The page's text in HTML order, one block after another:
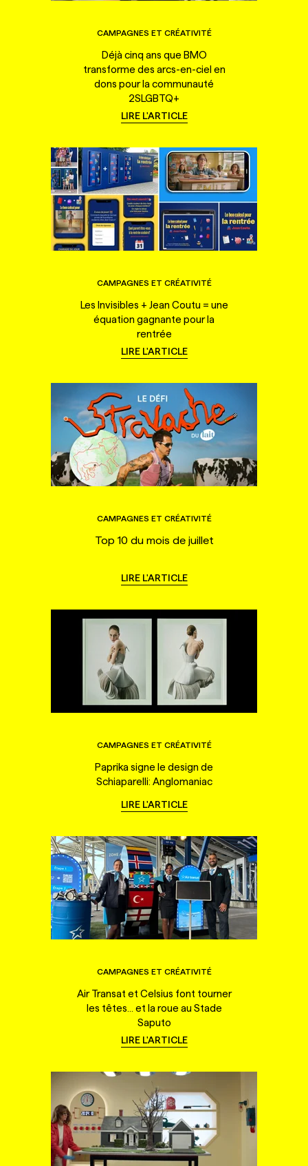
CAMPAGNES ET CRÉATIVITÉ
Déjà cinq ans que BMO
transforme des arcs-en-ciel en
dons pour la communauté
2SLGBTQ+
LIRE L'ARTICLE
CAMPAGNES ET CRÉATIVITÉ
Les Invisibles + Jean Coutu = une
équation gagnante pour la
rentrée
LIRE L'ARTICLE
CAMPAGNES ET CRÉATIVITÉ
Top 10 du mois de juillet
LIRE L'ARTICLE
CAMPAGNES ET CRÉATIVITÉ
Paprika signe le design de
Schiaparelli: Anglomaniac
LIRE L'ARTICLE
CAMPAGNES ET CRÉATIVITÉ
Air Transat et Celsius font tourner
les têtes... et la roue au Stade
Saputo
LIRE L'ARTICLE